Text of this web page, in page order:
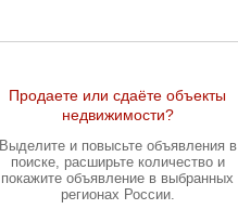
Продаете или сдаёте объекты
недвижимости?
Выделите и повысьте объявления в
поиске, расширьте количество и
покажите объявление в выбранных
регионах России.